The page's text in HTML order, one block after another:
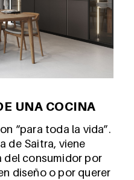
UNA COCINA
“para toda la vida”.
de Saitra, viene
del consumidor por
diseño o por querer